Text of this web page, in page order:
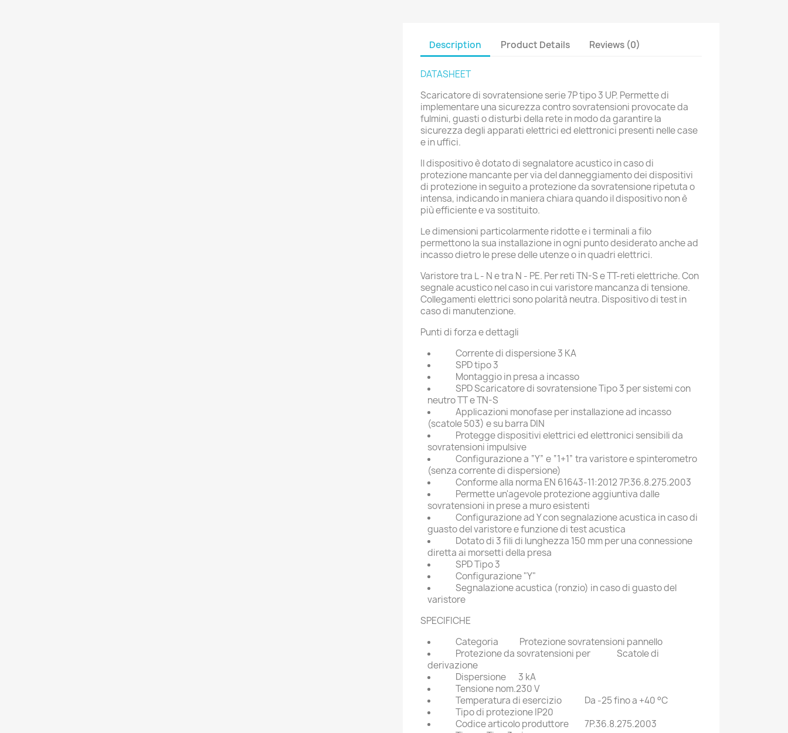
Description Product Details Reviews (0)
DATASHEET
Scaricatore di sovratensione serie 7P tipo 3 UP. Permette di
implementare una sicurezza contro sovratensioni provocate da
fulmini, guasti o disturbi della rete in modo da garantire la
sicurezza degli apparati elettrici ed elettronici presenti nelle case
e in uffici.
Il dispositivo è dotato di segnalatore acustico in caso di
protezione mancante per via del danneggiamento dei dispositivi
di protezione in seguito a protezione da sovratensione ripetuta o
intensa, indicando in maniera chiara quando il dispositivo non è
più efficiente e va sostituito.
Le dimensioni particolarmente ridotte e i terminali a filo
permettono la sua installazione in ogni punto desiderato anche ad
incasso dietro le prese delle utenze o in quadri elettrici.
Varistore tra L - N e tra N - PE. Per reti TN-S e TT-reti elettriche. Con
segnale acustico nel caso in cui varistore mancanza di tensione.
Collegamenti elettrici sono polarità neutra. Dispositivo di test in
caso di manutenzione.
Punti di forza e dettagli
Corrente di dispersione 3 KA
SPD tipo 3
Montaggio in presa a incasso
SPD Scaricatore di sovratensione Tipo 3 per sistemi con
neutro TT e TN-S
Applicazioni monofase per installazione ad incasso
(scatole 503) e su barra DIN
Protegge dispositivi elettrici ed elettronici sensibili da
sovratensioni impulsive
Configurazione a “Y” e “1+1” tra varistore e spinterometro
(senza corrente di dispersione)
Conforme alla norma EN 61643-11:2012 7P.36.8.275.2003
Permette un'agevole protezione aggiuntiva dalle
sovratensioni in prese a muro esistenti
Configurazione ad Y con segnalazione acustica in caso di
guasto del varistore e funzione di test acustica
Dotato di 3 fili di lunghezza 150 mm per una connessione
diretta ai morsetti della presa
SPD Tipo 3
Configurazione "Y"
Segnalazione acustica (ronzio) in caso di guasto del
varistore
SPECIFICHE
Categoria
Protezione sovratensioni pannello
Protezione da sovratensioni per
Scatole di
derivazione
Dispersione
3 kA
Tensione nom.230 V
Temperatura di esercizio
Da -25 fino a +40 °C
Tipo di protezione IP20
Codice articolo produttore
7P.36.8.275.2003